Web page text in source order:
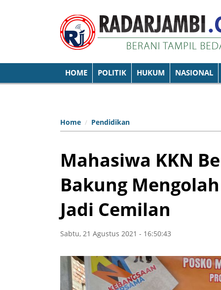
HOME POLITIK HUKUM NASIONAL
Home Pendidikan
Mahasiwa KKN
Bakung
Jadi Cemilan
Sabtu, 21 Agustus 2021 - 16:50:43